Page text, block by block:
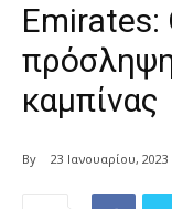
Emirates:
καμπίνας
By 23 Ιανουαρίου, 2023